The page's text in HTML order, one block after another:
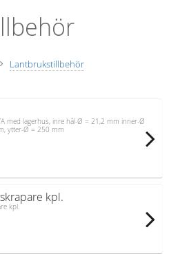
Lantbrukstillbehör
med lagerhus, inre hål-Ø = 21,2 mm inner-Ø
ytter-Ø = 250 mm
kpl.
kpl.